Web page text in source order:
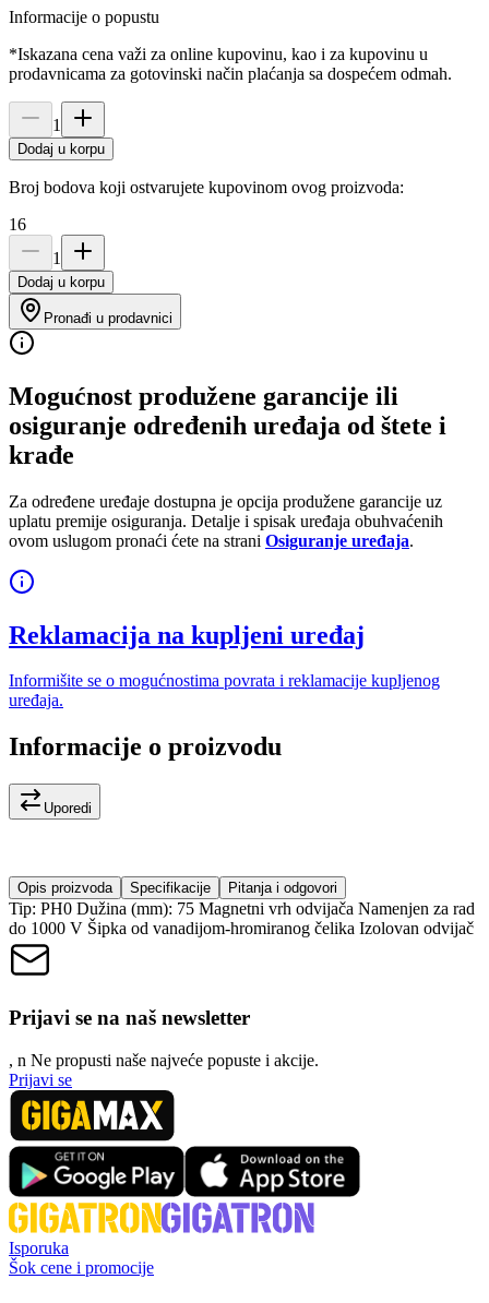
Informacije o popustu
*Iskazana cena važi za online kupovinu, kao i za kupovinu u
prodavnicama za gotovinski način plaćanja sa dospećem odmah.
1
Dodaj u korpu
Broj bodova koji ostvarujete kupovinom ovog proizvoda:
16
1
Dodaj u korpu
Pronađi u prodavnici
Mogućnost produžene garancije ili
osiguranje određenih uređaja od štete i
krađe
Za određene uređaje dostupna je opcija produžene garancije uz
uplatu premije osiguranja. Detalje i spisak uređaja obuhvaćenih
ovom uslugom pronaći ćete na strani Osiguranje uređaja.
Reklamacija na kupljeni uređaj
Informišite se o mogućnostima povrata i reklamacije kupljenog
uređaja.
Informacije o proizvodu
Uporedi
Opis proizvoda Specifikacije Pitanja i odgovori
Tip: PH0 Dužina (mm): 75 Magnetni vrh odvijača Namenjen za rad
do 1000 V Šipka od vanadijom-hromiranog čelika Izolovan odvijač
Prijavi se na naš newsletter
, n Ne propusti naše najveće popuste i akcije.
Prijavi se
Isporuka
Šok cene i promocije